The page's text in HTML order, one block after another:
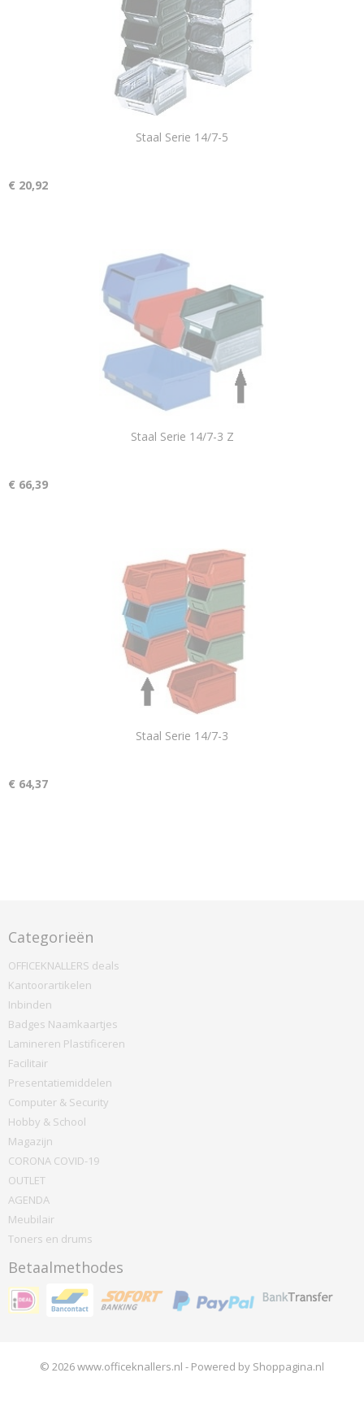
Staal Serie 14/7-5
€ 20,92
Staal Serie 14/7-3 Z
€ 66,39
Staal Serie 14/7-3
€ 64,37
Categorieën
OFFICEKNALLERS deals
Kantoorartikelen
Inbinden
Badges Naamkaartjes
Lamineren Plastificeren
Facilitair
Presentatiemiddelen
Computer & Security
Hobby & School
Magazijn
CORONA COVID-19
OUTLET
AGENDA
Meubilair
Toners en drums
Betaalmethodes
© 2026 www.officeknallers.nl - Powered by Shoppagina.nl